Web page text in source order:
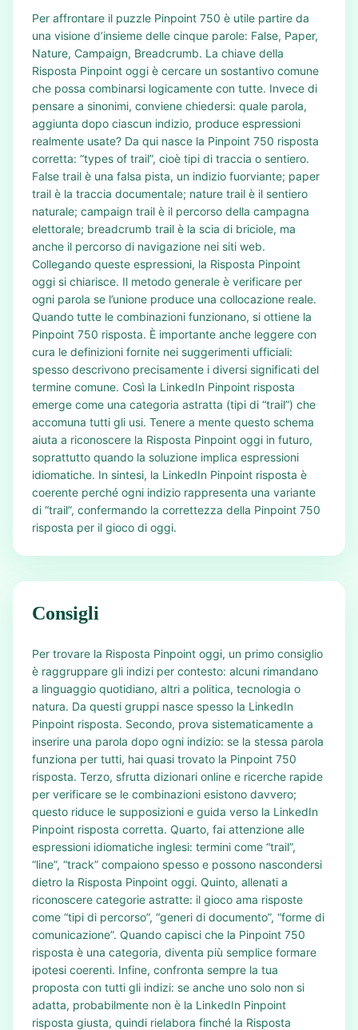
Per affrontare il puzzle Pinpoint 750 è utile partire da
una visione d’insieme delle cinque parole: False, Paper,
Nature, Campaign, Breadcrumb. La chiave della
Risposta Pinpoint oggi è cercare un sostantivo comune
che possa combinarsi logicamente con tutte. Invece di
pensare a sinonimi, conviene chiedersi: quale parola,
aggiunta dopo ciascun indizio, produce espressioni
realmente usate? Da qui nasce la Pinpoint 750 risposta
corretta: “types of trail”, cioè tipi di traccia o sentiero.
False trail è una falsa pista, un indizio fuorviante; paper
trail è la traccia documentale; nature trail è il sentiero
naturale; campaign trail è il percorso della campagna
elettorale; breadcrumb trail è la scia di briciole, ma
anche il percorso di navigazione nei siti web.
Collegando queste espressioni, la Risposta Pinpoint
oggi si chiarisce. Il metodo generale è verificare per
ogni parola se l’unione produce una collocazione reale.
Quando tutte le combinazioni funzionano, si ottiene la
Pinpoint 750 risposta. È importante anche leggere con
cura le definizioni fornite nei suggerimenti ufficiali:
spesso descrivono precisamente i diversi significati del
termine comune. Così la LinkedIn Pinpoint risposta
emerge come una categoria astratta (tipi di “trail”) che
accomuna tutti gli usi. Tenere a mente questo schema
aiuta a riconoscere la Risposta Pinpoint oggi in futuro,
soprattutto quando la soluzione implica espressioni
idiomatiche. In sintesi, la LinkedIn Pinpoint risposta è
coerente perché ogni indizio rappresenta una variante
di “trail”, confermando la correttezza della Pinpoint 750
risposta per il gioco di oggi.
Consigli
Per trovare la Risposta Pinpoint oggi, un primo consiglio
è raggruppare gli indizi per contesto: alcuni rimandano
a linguaggio quotidiano, altri a politica, tecnologia o
natura. Da questi gruppi nasce spesso la LinkedIn
Pinpoint risposta. Secondo, prova sistematicamente a
inserire una parola dopo ogni indizio: se la stessa parola
funziona per tutti, hai quasi trovato la Pinpoint 750
risposta. Terzo, sfrutta dizionari online e ricerche rapide
per verificare se le combinazioni esistono davvero;
questo riduce le supposizioni e guida verso la LinkedIn
Pinpoint risposta corretta. Quarto, fai attenzione alle
espressioni idiomatiche inglesi: termini come “trail”,
“line”, “track” compaiono spesso e possono nascondersi
dietro la Risposta Pinpoint oggi. Quinto, allenati a
riconoscere categorie astratte: il gioco ama risposte
come “tipi di percorso”, “generi di documento”, “forme di
comunicazione”. Quando capisci che la Pinpoint 750
risposta è una categoria, diventa più semplice formare
ipotesi coerenti. Infine, confronta sempre la tua
proposta con tutti gli indizi: se anche uno solo non si
adatta, probabilmente non è la LinkedIn Pinpoint
risposta giusta, quindi rielabora finché la Risposta